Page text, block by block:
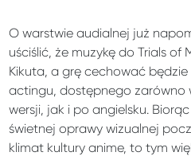
O warstwie audialnej już
uściślić, że muzykę do Trials of
Kikuta, a grę cechować
actingu, dostępnego zarówno
wersji, jak i po angielsku.
świetnej oprawy wizualnej
klimat kultury anime, to tym